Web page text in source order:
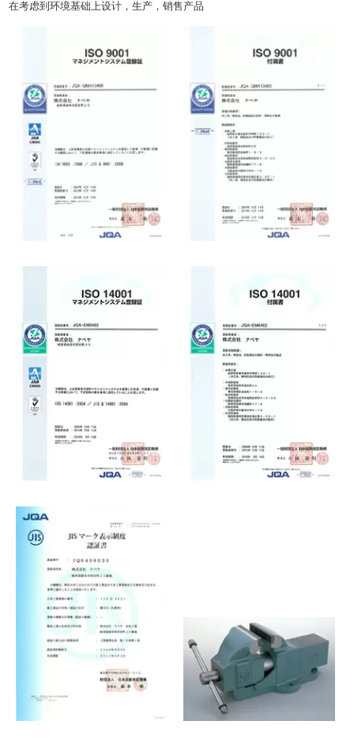
在考虑到环境基础上设计，生产，销售产品